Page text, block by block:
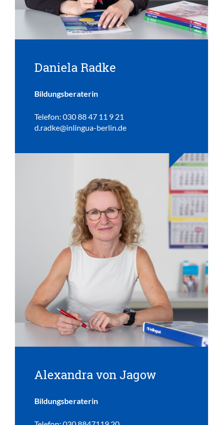
Daniela Radke
Bildungsberaterin
Telefon: 030 88 47 11 9 21
d.radke@inlingua-berlin.de
Alexandra von Jagow
Bildungsberaterin